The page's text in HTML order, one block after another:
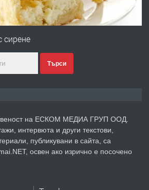
поход "По стъпките на Ангел
преди 1 година
по Математика
сирене
Търси
на ЕСКОМ МЕДИА ГРУП ООД.
интервюта и други текстови,
публикувани в сайта, са
освен ако изрично е посочено